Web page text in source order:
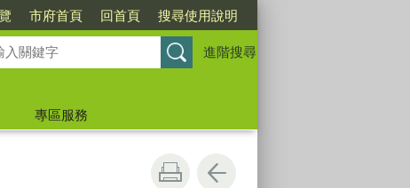
市府首頁 回首頁 搜尋使用說明
進階搜尋
專區服務